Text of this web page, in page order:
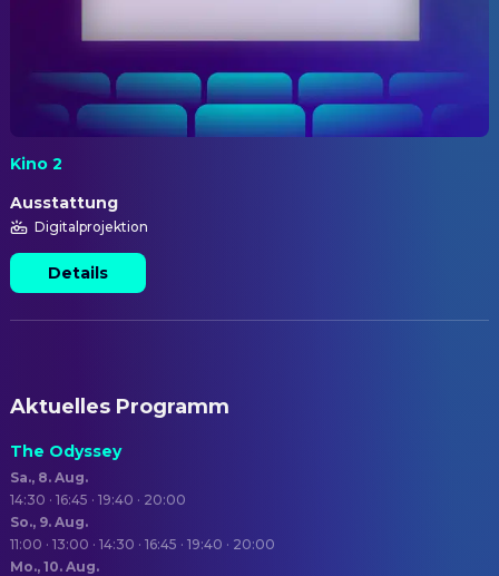
Kino 2
Ausstattung
Digitalprojektion
Details
Aktuelles Programm
The Odyssey
Sa., 8. Aug.
14:30 · 16:45 · 19:40 · 20:00
So., 9. Aug.
11:00 · 13:00 · 14:30 · 16:45 · 19:40 · 20:00
Mo., 10. Aug.